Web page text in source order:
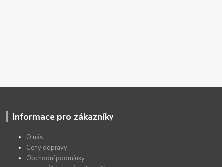
Informace pro zákazníky
O nás
Ceny dopravy
Obchodní podmínky